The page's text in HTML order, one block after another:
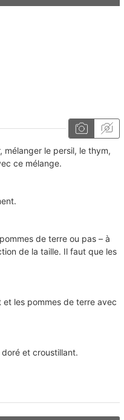
mélanger le persil, le thym,
ce mélange.
de terre ou pas – à
de la taille. Il faut que les
les pommes de terre avec
et croustillant.